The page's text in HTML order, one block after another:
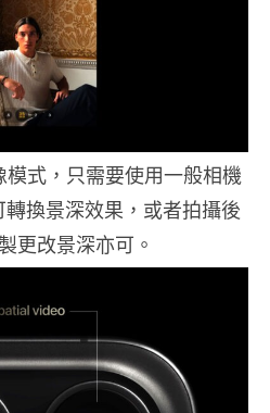
式，只需要使用一般相機
換景深效果，或者拍攝後
更改景深亦可。